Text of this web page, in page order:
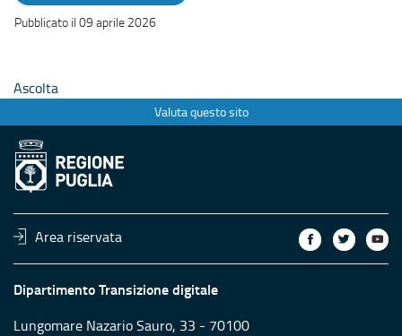
Pubblicato il 09 aprile 2026
Ascolta
Valuta questo sito
Area riservata
Dipartimento Transizione digitale
Lungomare Nazario Sauro, 33 - 70100